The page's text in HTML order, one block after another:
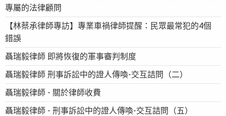
專屬的法律顧問
【林蔡承律師專訪】專業車禍律師提醒：民眾最常犯的4個
錯誤
聶瑞毅律師 即將恢復的軍事審判制度
聶瑞毅律師 刑事訴訟中的證人傳喚-交互詰問（二）
聶瑞毅律師 - 關於律師收費
聶瑞毅律師 - 刑事訴訟中的證人傳喚-交互詰問（五）